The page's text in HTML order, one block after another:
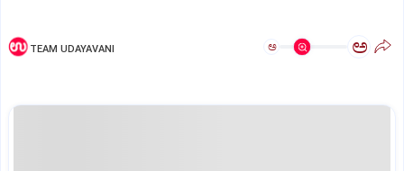
TEAM UDAYAVANI ಅ ಅ